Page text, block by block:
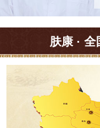
肤康 ·